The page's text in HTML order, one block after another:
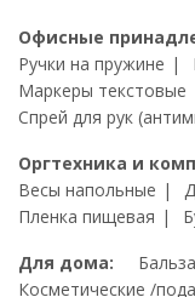
Офисные
Ручки на пружине
Маркеры текстовые
Спрей для рук
Оргтехника и
Весы напольные
Пленка пищевая
Для дома:
Косметические /